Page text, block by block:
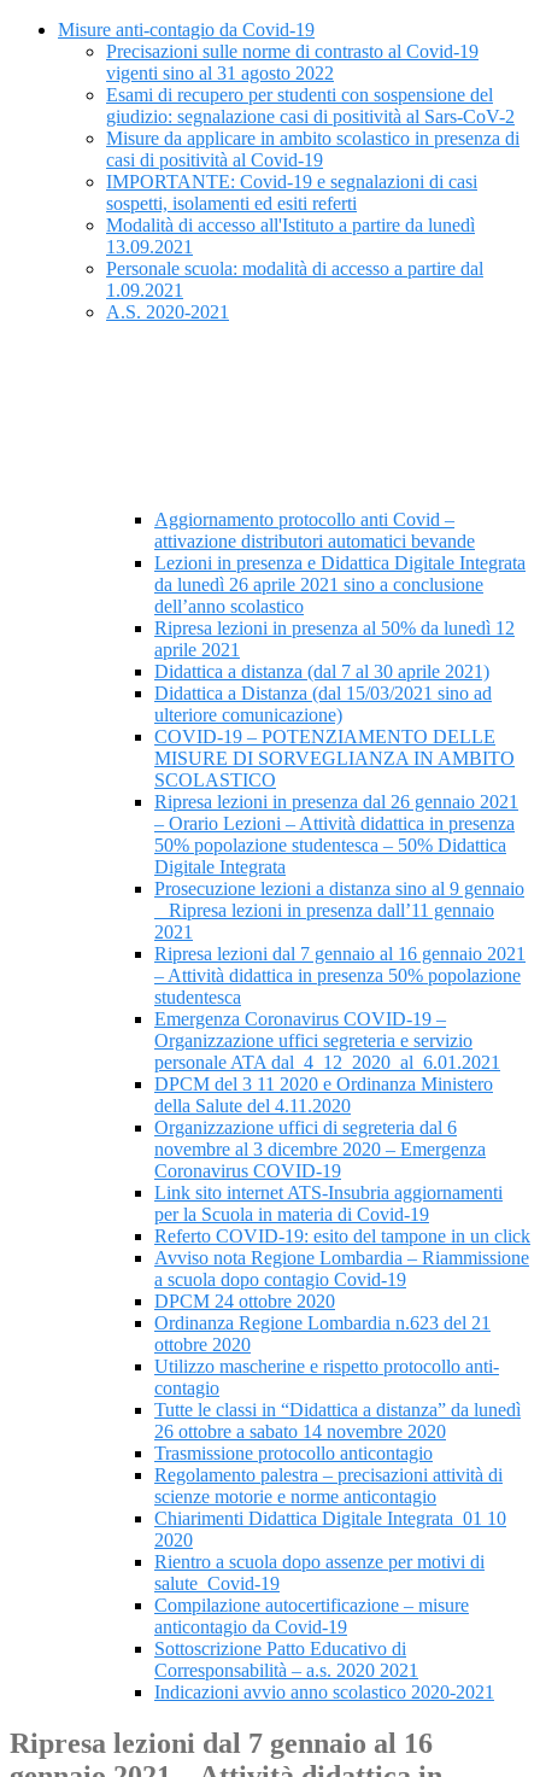
Misure anti-contagio da Covid-19
Precisazioni sulle norme di contrasto al Covid-19
vigenti sino al 31 agosto 2022
Esami di recupero per studenti con sospensione del
giudizio: segnalazione casi di positività al Sars-CoV-2
Misure da applicare in ambito scolastico in presenza di
casi di positività al Covid-19
IMPORTANTE: Covid-19 e segnalazioni di casi
sospetti, isolamenti ed esiti referti
Modalità di accesso all'Istituto a partire da lunedì
13.09.2021
Personale scuola: modalità di accesso a partire dal
1.09.2021
A.S. 2020-2021
Aggiornamento protocollo anti Covid –
attivazione distributori automatici bevande
Lezioni in presenza e Didattica Digitale Integrata
da lunedì 26 aprile 2021 sino a conclusione
dell’anno scolastico
Ripresa lezioni in presenza al 50% da lunedì 12
aprile 2021
Didattica a distanza (dal 7 al 30 aprile 2021)
Didattica a Distanza (dal 15/03/2021 sino ad
ulteriore comunicazione)
COVID-19 – POTENZIAMENTO DELLE
MISURE DI SORVEGLIANZA IN AMBITO
SCOLASTICO
Ripresa lezioni in presenza dal 26 gennaio 2021
– Orario Lezioni – Attività didattica in presenza
50% popolazione studentesca – 50% Didattica
Digitale Integrata
Prosecuzione lezioni a distanza sino al 9 gennaio
_ Ripresa lezioni in presenza dall’11 gennaio
2021
Ripresa lezioni dal 7 gennaio al 16 gennaio 2021
– Attività didattica in presenza 50% popolazione
studentesca
Emergenza Coronavirus COVID-19 –
Organizzazione uffici segreteria e servizio
personale ATA dal_4_12_2020_al_6.01.2021
DPCM del 3 11 2020 e Ordinanza Ministero
della Salute del 4.11.2020
Organizzazione uffici di segreteria dal 6
novembre al 3 dicembre 2020 – Emergenza
Coronavirus COVID-19
Link sito internet ATS-Insubria aggiornamenti
per la Scuola in materia di Covid-19
Referto COVID-19: esito del tampone in un click
Avviso nota Regione Lombardia – Riammissione
a scuola dopo contagio Covid-19
DPCM 24 ottobre 2020
Ordinanza Regione Lombardia n.623 del 21
ottobre 2020
Utilizzo mascherine e rispetto protocollo anti-
contagio
Tutte le classi in “Didattica a distanza” da lunedì
26 ottobre a sabato 14 novembre 2020
Trasmissione protocollo anticontagio
Regolamento palestra – precisazioni attività di
scienze motorie e norme anticontagio
Chiarimenti Didattica Digitale Integrata_01 10
2020
Rientro a scuola dopo assenze per motivi di
salute_Covid-19
Compilazione autocertificazione – misure
anticontagio da Covid-19
Sottoscrizione Patto Educativo di
Corresponsabilità – a.s. 2020 2021
Indicazioni avvio anno scolastico 2020-2021
Ripresa lezioni dal 7 gennaio al 16